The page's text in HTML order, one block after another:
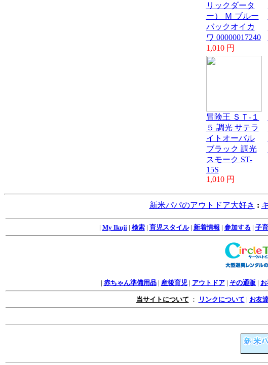
リックダータ
ー） Ｍ ブルー
バックオイカ
ワ 00000017240
1,010 円
冒険王 ＳＴ-１
５ 調光 サテラ
イトオーバル
ブラック 調光
スモーク ST-
15S
1,010 円
新米パパのアウトドア大好き :
| My Ikuji | 検索| 育児スタイル| 新着情報 | 参加する | 子
| 赤ちゃん準備用品| 産後育児| アウトドア| その通販 |
当サイトについて ： リンクについて | お友